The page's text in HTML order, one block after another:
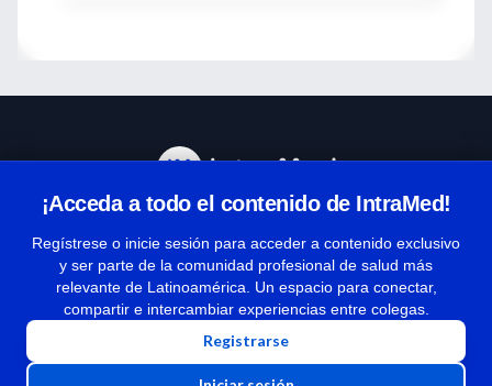
¡Acceda a todo el contenido de IntraMed!
Regístrese o inicie sesión para acceder a contenido exclusivo
y ser parte de la comunidad profesional de salud más
relevante de Latinoamérica. Un espacio para conectar,
compartir e intercambiar experiencias entre colegas.
Registrarse
Términos y condiciones
| Políticas de privacidad
| Todos los derechos reservados | Copyright 1997-2026